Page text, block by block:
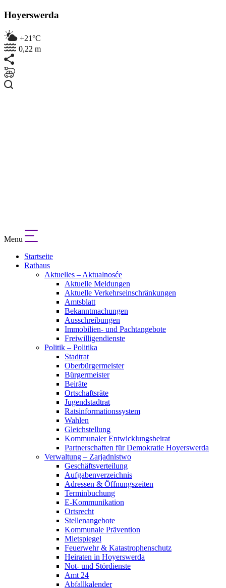
Hoyerswerda
+21°C
0,22 m
Menu
Startseite
Rathaus
Aktuelles – Aktualnosće
Aktuelle Meldungen
Aktuelle Verkehrseinschränkungen
Amtsblatt
Bekanntmachungen
Ausschreibungen
Immobilien- und Pachtangebote
Freiwilligendienste
Politik – Politika
Stadtrat
Oberbürgermeister
Bürgermeister
Beiräte
Ortschaftsräte
Jugendstadtrat
Ratsinformationssystem
Wahlen
Gleichstellung
Kommunaler Entwicklungsbeirat
Partnerschaften für Demokratie Hoyerswerda
Verwaltung – Zarjadnistwo
Geschäftsverteilung
Aufgabenverzeichnis
Adressen & Öffnungszeiten
Terminbuchung
E-Kommunikation
Ortsrecht
Stellenangebote
Kommunale Prävention
Mietspiegel
Feuerwehr & Katastrophenschutz
Heiraten in Hoyerswerda
Not- und Stördienste
Amt 24
Abfallkalender